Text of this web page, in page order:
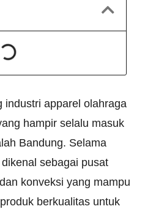
industri apparel olahraga
hampir selalu masuk
Bandung. Selama
sebagai pusat
konveksi yang mampu
berkualitas untuk